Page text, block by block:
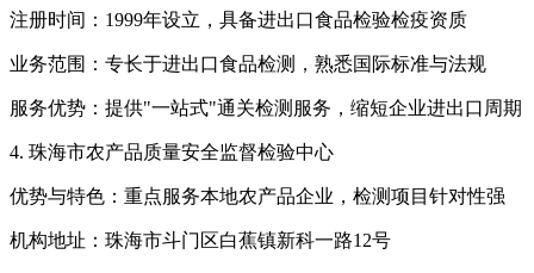
注册时间：1999年设立，具备进出口食品检验检疫资质
业务范围：专长于进出口食品检测，熟悉国际标准与法规
服务优势：提供"一站式"通关检测服务，缩短企业进出口周期
4. 珠海市农产品质量安全监督检验中心
优势与特色：重点服务本地农产品企业，检测项目针对性强
机构地址：珠海市斗门区白蕉镇新科一路12号